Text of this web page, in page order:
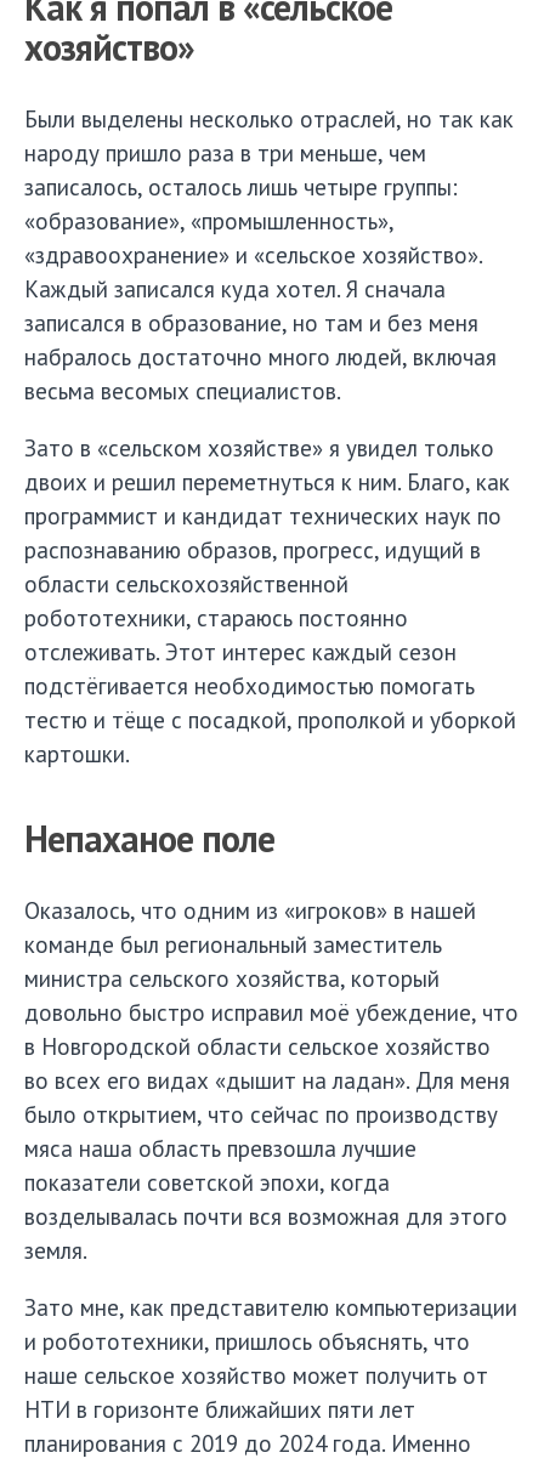
хозяйство»
Были выделены несколько отраслей, но так как
народу пришло раза в три меньше, чем
записалось, осталось лишь четыре группы:
«образование», «промышленность»,
«здравоохранение» и «сельское хозяйство».
Каждый записался куда хотел. Я сначала
записался в образование, но там и без меня
набралось достаточно много людей, включая
весьма весомых специалистов.
Зато в «сельском хозяйстве» я увидел только
двоих и решил переметнуться к ним. Благо, как
программист и кандидат технических наук по
распознаванию образов, прогресс, идущий в
области сельскохозяйственной
робототехники, стараюсь постоянно
отслеживать. Этот интерес каждый сезон
подстёгивается необходимостью помогать
тестю и тёще с посадкой, прополкой и уборкой
картошки.
Непаханое поле
Оказалось, что одним из «игроков» в нашей
команде был региональный заместитель
министра сельского хозяйства, который
довольно быстро исправил моё убеждение, что
в Новгородской области сельское хозяйство
во всех его видах «дышит на ладан». Для меня
было открытием, что сейчас по производству
мяса наша область превзошла лучшие
показатели советской эпохи, когда
возделывалась почти вся возможная для этого
земля.
Зато мне, как представителю компьютеризации
и робототехники, пришлось объяснять, что
наше сельское хозяйство может получить от
НТИ в горизонте ближайших пяти лет
планирования с 2019 до 2024 года. Именно